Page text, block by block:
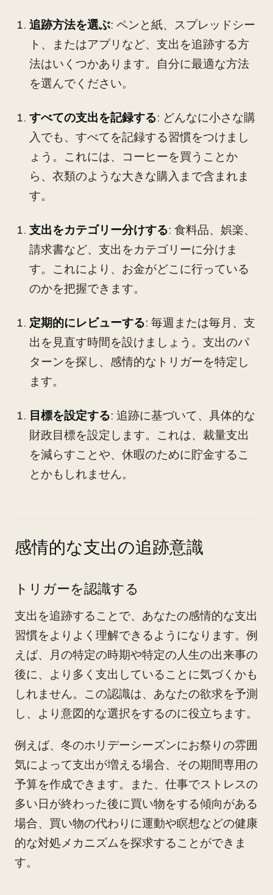
追跡方法を選ぶ: ペンと紙、スプレッドシー
ト、またはアプリなど、支出を追跡する方
法はいくつかあります。自分に最適な方法
を選んでください。
すべての支出を記録する: どんなに小さな購
入でも、すべてを記録する習慣をつけまし
ょう。これには、コーヒーを買うことか
ら、衣類のような大きな購入まで含まれま
す。
支出をカテゴリー分けする: 食料品、娯楽、
請求書など、支出をカテゴリーに分けま
す。これにより、お金がどこに行っている
のかを把握できます。
定期的にレビューする: 毎週または毎月、支
出を見直す時間を設けましょう。支出のパ
ターンを探し、感情的なトリガーを特定し
ます。
目標を設定する: 追跡に基づいて、具体的な
財政目標を設定します。これは、裁量支出
を減らすことや、休暇のために貯金するこ
とかもしれません。
感情的な支出の追跡意識
トリガーを認識する
支出を追跡することで、あなたの感情的な支出
習慣をよりよく理解できるようになります。例
えば、月の特定の時期や特定の人生の出来事の
後に、より多く支出していることに気づくかも
しれません。この認識は、あなたの欲求を予測
し、より意図的な選択をするのに役立ちます。
例えば、冬のホリデーシーズンにお祭りの雰囲
気によって支出が増える場合、その期間専用の
予算を作成できます。また、仕事でストレスの
多い日が終わった後に買い物をする傾向がある
場合、買い物の代わりに運動や瞑想などの健康
的な対処メカニズムを探求することができま
す。